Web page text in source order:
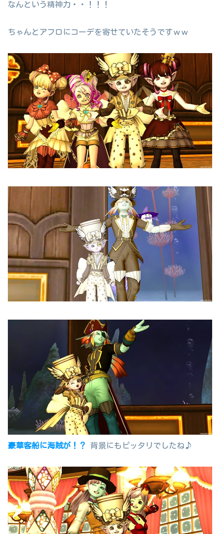
なんという精神力・・！！！
ちゃんとアフロにコーデを寄せていたそうですｗｗ
豪華客船に海賊が！？ 背景にもピッタリでしたね♪